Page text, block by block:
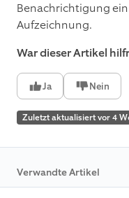
Benachrichtigung
Aufzeichnung.
War dieser Artikel
Ja Nein
Zuletzt aktualisiert vor 4
Verwandte Artikel